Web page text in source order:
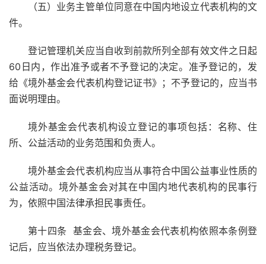
（五）业务主管单位同意在中国内地设立代表机构的文
件。
登记管理机关应当自收到前款所列全部有效文件之日起
60日内，作出准予或者不予登记的决定。准予登记的，发
给《境外基金会代表机构登记证书》；不予登记的，应当书
面说明理由。
境外基金会代表机构设立登记的事项包括：名称、住
所、公益活动的业务范围和负责人。
境外基金会代表机构应当从事符合中国公益事业性质的
公益活动。境外基金会对其在中国内地代表机构的民事行
为，依照中国法律承担民事责任。
第十四条 基金会、境外基金会代表机构依照本条例登
记后，应当依法办理税务登记。